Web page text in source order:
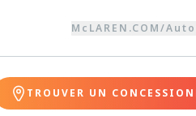
McLAREN.COM/
TROUVER UN